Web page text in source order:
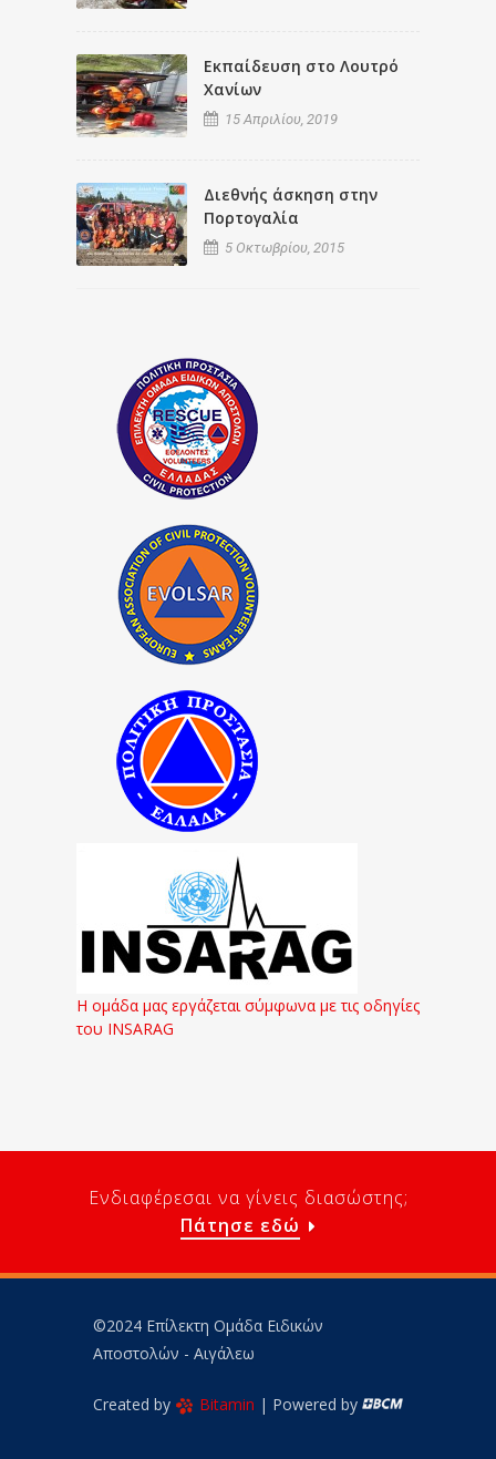
Εκπαίδευση στο Λουτρό
Χανίων
15 Απριλίου, 2019
Διεθνής άσκηση στην
Πορτογαλία
5 Οκτωβρίου, 2015
Η ομάδα μας εργάζεται σύμφωνα με τις οδηγίες
του INSARAG
Ενδιαφέρεσαι να γίνεις διασώστης;
Πάτησε εδώ
©2024 Επίλεκτη Ομάδα Ειδικών
Αποστολών - Αιγάλεω
Created by Bitamin | Powered by